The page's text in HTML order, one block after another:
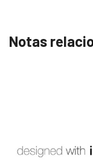
Notas
Sheconomy: el